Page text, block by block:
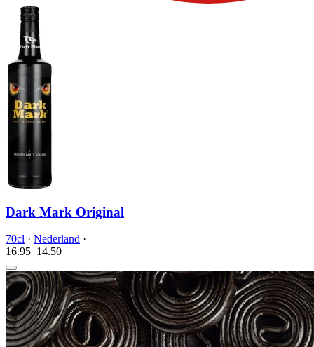
Dark Mark Original
70cl · Nederland ·
16.95 14.50